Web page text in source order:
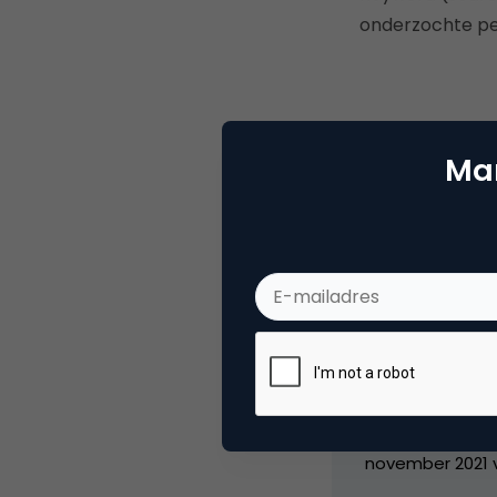
onderzochte
Deel dit artikel
Van april 2007
november